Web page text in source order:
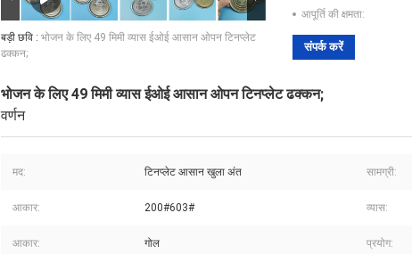
बड़ी छवि : भोजन के लिए 49 मिमी व्यास ईओई आसान ओपन टिनप्लेट
ढक्कन;
आपूर्ति की क्षमता:
संपर्क करें
भोजन के लिए 49 मिमी व्यास ईओई आसान ओपन टिनप्लेट ढक्कन;
वर्णन
मद: टिनप्लेट आसान खुला अंत सामग्री:
आकार: 200#603# व्यास:
आकार: गोल प्रयोग: